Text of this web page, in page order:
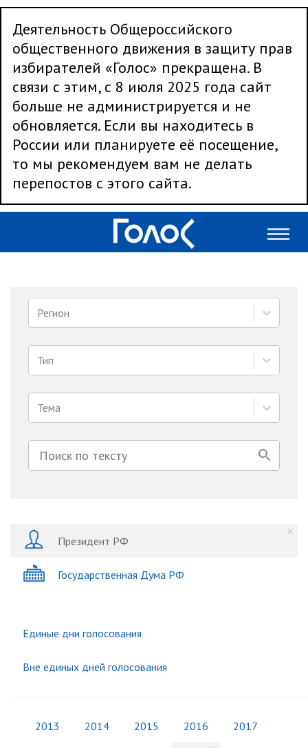
Деятельность Общероссийского
общественного движения в защиту прав
избирателей «Голос» прекращена. В
связи с этим, с 8 июля 2025 года сайт
больше не администрируется и не
обновляется. Если вы находитесь в
России или планируете её посещение,
то мы рекомендуем вам не делать
перепостов с этого сайта.
Регион
Тип
Тема
Президент РФ
Государственная Дума РФ
Единые дни голосования
Вне единых дней голосования
2013 2014 2015 2016 2017